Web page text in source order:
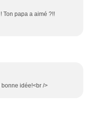
Ton papa a aimé ?!!
idée!<br />